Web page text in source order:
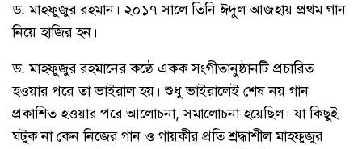
ড. মাহফুজুর রহমান। ২০১৭ সালে তিনি ঈদুল আজহায় প্রথম গান
নিয়ে হাজির হন।
ড. মাহফুজুর রহমানের কণ্ঠে একক সংগীতানুষ্ঠানটি প্রচারিত
হওয়ার পরে তা ভাইরাল হয়। শুধু ভাইরালেই শেষ নয় গান
প্রকাশিত হওয়ার পরে আলোচনা, সমালোচনা হয়েছিল। যা কিছুই
ঘটুক না কেন নিজের গান ও গায়কীর প্রতি শ্রদ্ধাশীল মাহফুজুর